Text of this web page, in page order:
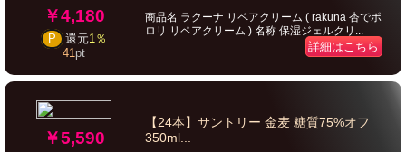
￥4,180
P 還元1％
41 pt
商品名 ラクーナ リペアクリーム ( rakuna 杏でポ
ロリ リペアクリーム ) 名称 保湿ジェルクリ...
詳細はこちら
￥5,590
【24本】サントリー 金麦 糖質75%オフ
350ml...